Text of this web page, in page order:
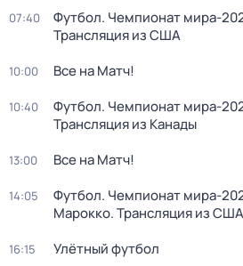
07:40
Футбол. Чемпионат мира-
Трансляция из США
10:00 Все на Матч!
10:40
Футбол. Чемпионат мира-
Трансляция из Канады
13:00 Все на Матч!
14:05
Футбол. Чемпионат мира-
Марокко. Трансляция из США
16:15 Улётный футбол